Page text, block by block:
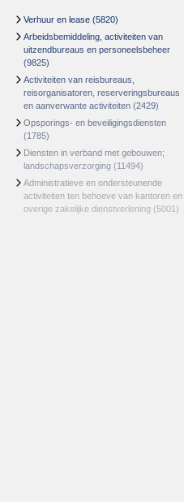
Verhuur en lease (5820)
Arbeidsbemiddeling, activiteiten van
uitzendbureaus en personeelsbeheer
(9825)
Activiteiten van reisbureaus,
reisorganisatoren, reserveringsbureaus
en aanverwante activiteiten (2429)
Opsporings- en beveiligingsdiensten
(1785)
Diensten in verband met gebouwen;
landschapsverzorging (11494)
Administratieve en ondersteunende
activiteiten ten behoeve van kantoren en
overige zakelijke dienstverlening (5001)